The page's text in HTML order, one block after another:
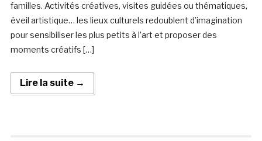
familles. Activités créatives, visites guidées ou thématiques,
éveil artistique… les lieux culturels redoublent d’imagination
pour sensibiliser les plus petits à l’art et proposer des
moments créatifs […]
Lire la suite →